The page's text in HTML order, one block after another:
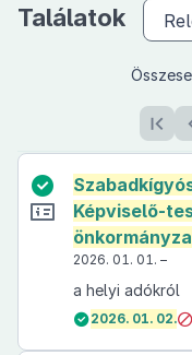
Találatok
Képviselő-
2026. 01. 01. –
a helyi adókról
2026. 01. 02.